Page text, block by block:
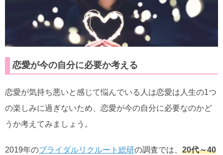
恋愛が今の自分に必要か考える
恋愛が気持ち悪いと感じて悩んでいる人は恋愛は人生の1つ
の楽しみに過ぎないため、恋愛が今の自分に必要なのかど
うか考えてみましょう。
2019年のブライダルリクルート総研の調査では、 20代～40